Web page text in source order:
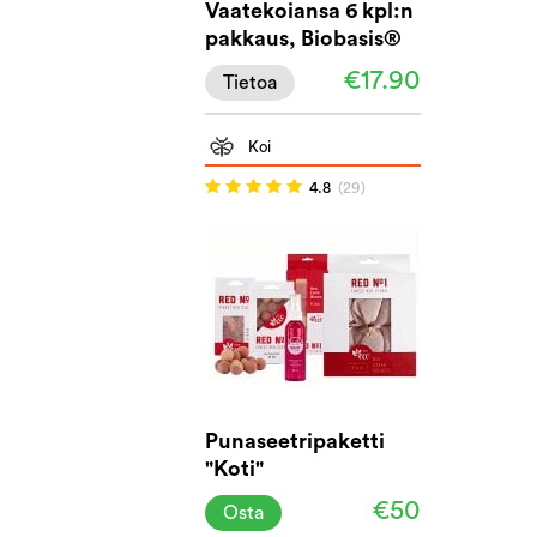
Vaatekoiansa 6 kpl:n
pakkaus, Biobasis®
€17.90
Tietoa
Koi
4.8 (29)
Punaseetripaketti
"Koti"
€50
Osta